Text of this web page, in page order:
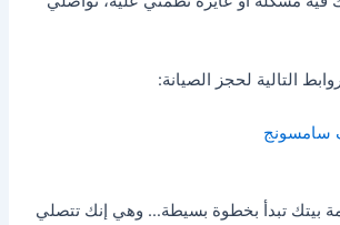
التالية لحجز الصيانة:
سامسونج
بيتك تبدأ بخطوة بسيطة… وهي إنك تتصلي